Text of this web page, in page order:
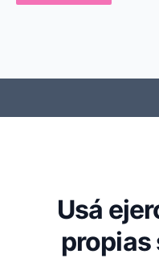
Usá
propias